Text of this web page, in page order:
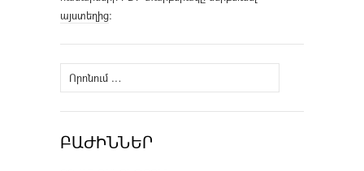
այստեղից։
Որոնել՝
ԲԱԺԻՆՆԵՐ